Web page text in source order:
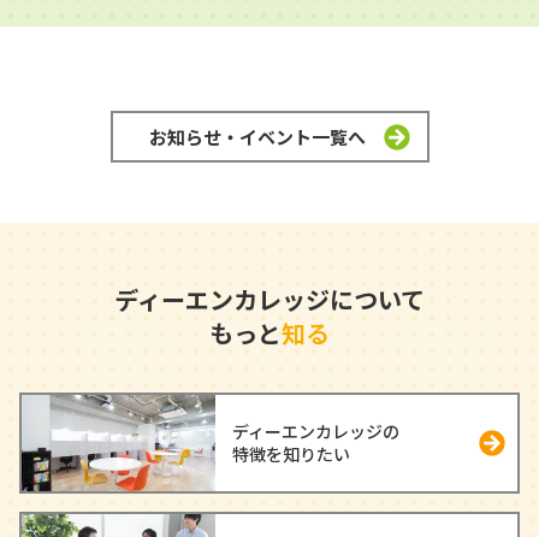
お知らせ・イベント一覧へ
ディーエンカレッジについて
もっと知る
ディーエンカレッジの
特徴を知りたい